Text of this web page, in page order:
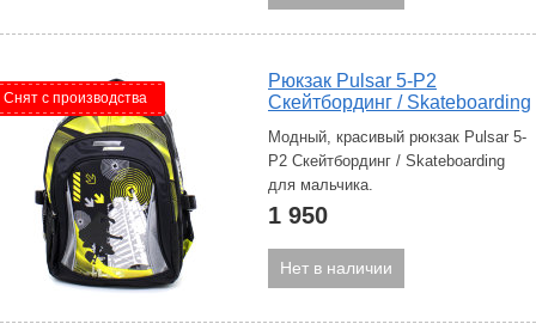
Снят с производства
Рюкзак Pulsar 5-P2
Скейтбординг / Skateboarding
Модный, красивый рюкзак Pulsar 5-
P2 Скейтбординг / Skateboarding
для мальчика.
1 950
Нет в наличии